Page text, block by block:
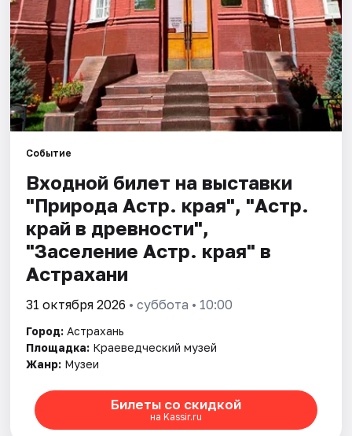
Событие
Входной билет на выставки
"Природа Астр. края", "Астр.
край в древности",
"Заселение Астр. края" в
Астрахани
31 октября 2026 • суббота • 10:00
Город: Астрахань
Площадка: Краеведческий музей
Жанр: Музеи
Билеты со скидкой
на Kassir.ru